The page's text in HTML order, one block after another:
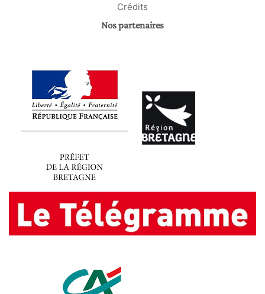
Crédits
Nos partenaires